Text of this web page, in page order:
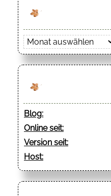
Archiv
Blog:
Online seit:
Version seit:
Host: